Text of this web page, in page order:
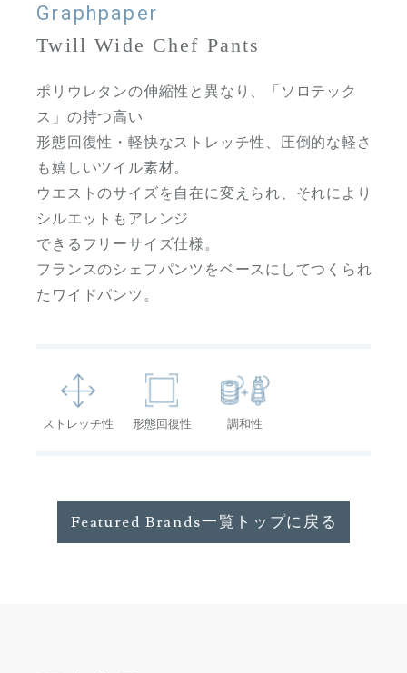
Graphpaper
Twill Wide Chef Pants
ポリウレタンの伸縮性と異なり、「ソロテック
ス」の持つ高い
形態回復性・軽快なストレッチ性、圧倒的な軽さ
も嬉しいツイル素材。
ウエストのサイズを自在に変えられ、それにより
シルエットもアレンジ
できるフリーサイズ仕様。
フランスのシェフパンツをベースにしてつくられ
たワイドパンツ。
ストレッチ性 形態回復性 調和性
Featured Brands一覧トップに戻る